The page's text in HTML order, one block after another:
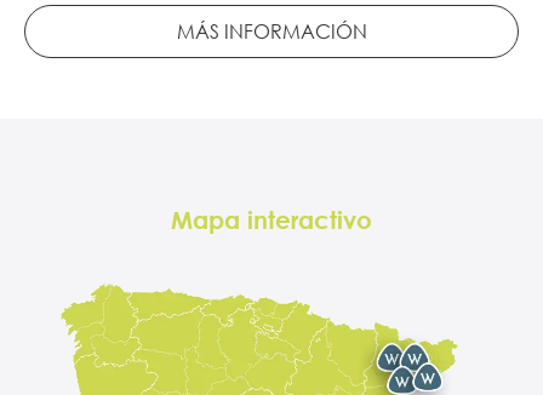
MÁS INFORMACIÓN
Mapa interactivo